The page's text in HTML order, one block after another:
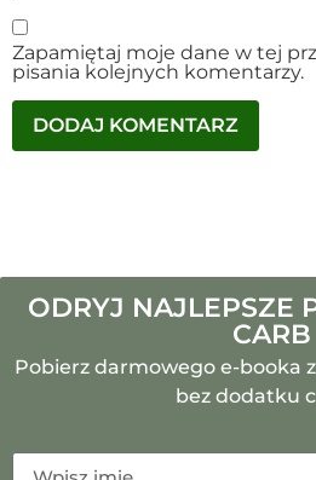
Zapamiętaj moje dane w tej
pisania kolejnych komentarzy.
ODRYJ NAJLEPSZE
CARB
Pobierz darmowego e-booka
bez dodatku